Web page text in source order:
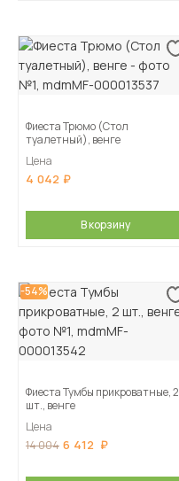
Фиеста Трюмо (Стол
туалетный), венге
Цена
4 042
В корзину
-54%
Фиеста Тумбы прикроватные, 2
шт., венге
Цена
14 004 6 412